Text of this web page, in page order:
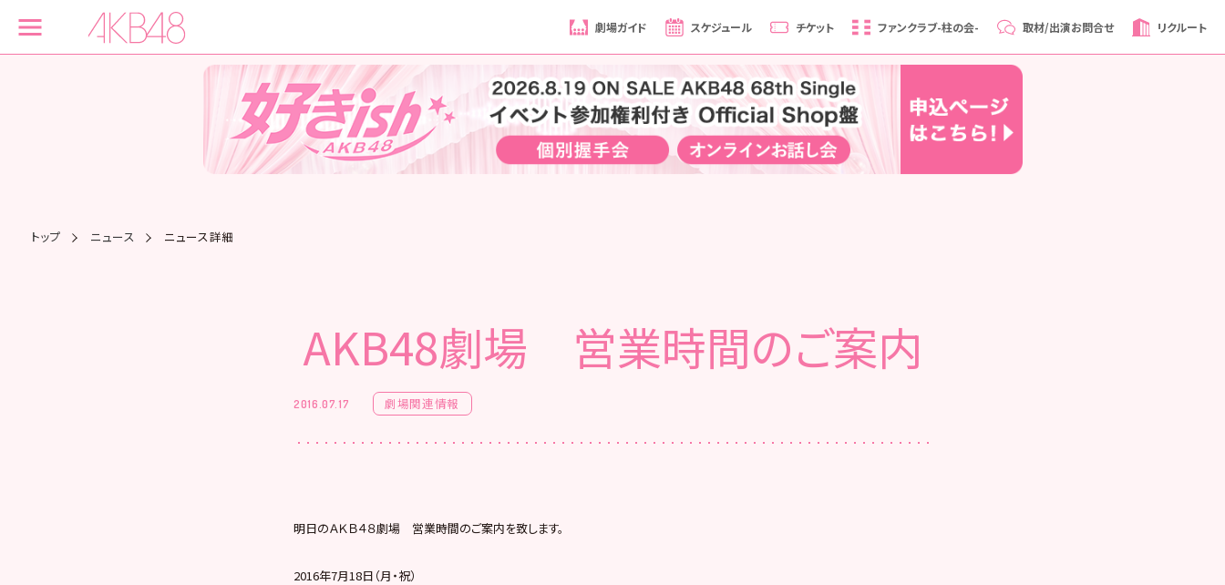
劇場ガイド スケジュール チケット ファンクラブ-柱の会- 取材/出演お問合せ リクルート
トップ ニュース ニュース詳細
AKB48劇場 営業時間のご案内
2016.07.17 劇場関連情報
明日のＡＫＢ４８劇場 営業時間のご案内を致します。
2016年7月18日（月・祝）